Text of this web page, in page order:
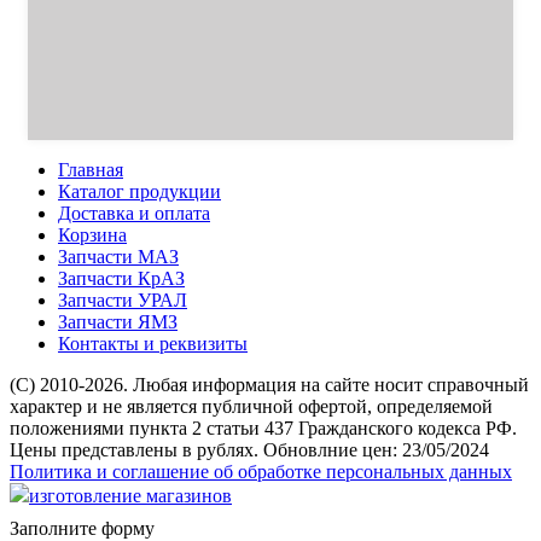
Главная
Каталог продукции
Доставка и оплата
Корзина
Запчасти МАЗ
Запчасти КрАЗ
Запчасти УРАЛ
Запчасти ЯМЗ
Контакты и реквизиты
(C) 2010-2026. Любая информация на сайте носит справочный
характер и не является публичной офертой, определяемой
положениями пункта 2 статьи 437 Гражданского кодекса РФ.
Цены представлены в рублях. Обновлние цен: 23/05/2024
Политика и соглашение об обработке персональных данных
изготовление магазинов
Заполните форму